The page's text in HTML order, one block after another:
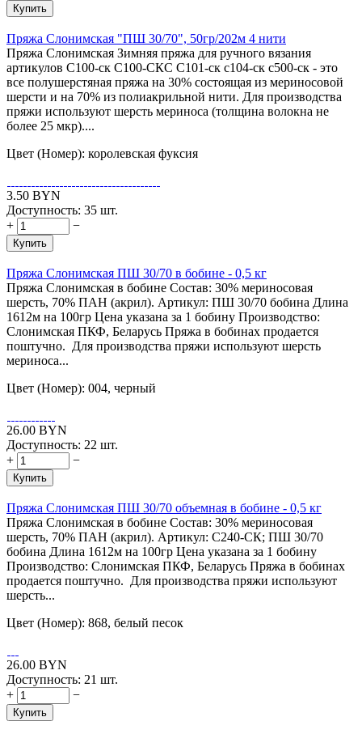
Купить
Пряжа Слонимская "ПШ 30/70", 50гр/202м 4 нити
Пряжа Слонимская Зимняя пряжа для ручного вязания
артикулов С100-ск С100-СКС С101-ск с104-ск с500-ск - это
все полушерстяная пряжа на 30% состоящая из мериносовой
шерсти и на 70% из полиакрильной нити. Для производства
пряжи используют шерсть мериноса (толщина волокна не
более 25 мкр)....
Цвет (Номер): королевская фуксия
3.50 BYN
Доступность: 35 шт.
+
−
Купить
Пряжа Слонимская ПШ 30/70 в бобине - 0,5 кг
Пряжа Слонимская в бобине Состав: 30% мериносовая
шерсть, 70% ПАН (акрил). Артикул: ПШ 30/70 бобина Длина
1612м на 100гр Цена указана за 1 бобину Производство:
Слонимская ПКФ, Беларусь Пряжа в бобинах продается
поштучно. Для производства пряжи используют шерсть
мериноса...
Цвет (Номер): 004, черный
26.00 BYN
Доступность: 22 шт.
+
−
Купить
Пряжа Слонимская ПШ 30/70 объемная в бобине - 0,5 кг
Пряжа Слонимская в бобине Состав: 30% мериносовая
шерсть, 70% ПАН (акрил). Артикул: С240-СК; ПШ 30/70
бобина Длина 1612м на 100гр Цена указана за 1 бобину
Производство: Слонимская ПКФ, Беларусь Пряжа в бобинах
продается поштучно. Для производства пряжи используют
шерсть...
Цвет (Номер): 868, белый песок
26.00 BYN
Доступность: 21 шт.
+
−
Купить